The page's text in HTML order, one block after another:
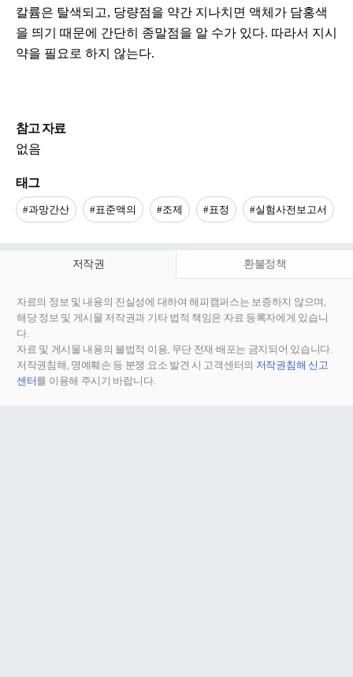
칼륨은 탈색되고, 당량점을 약간 지나치면 액체가 담홍색
을 띄기 때문에 간단히 종말점을 알 수가 있다. 따라서 지시
약을 필요로 하지 않는다.
참고 자료
없음
태그
#과망간산 #표준액의 #조제 #표정 #실험사전보고서
저작권 환불정책
자료의 정보 및 내용의 진실성에 대하여 해피캠퍼스는 보증하지 않으며,
해당 정보 및 게시물 저작권과 기타 법적 책임은 자료 등록자에게 있습니
다.
자료 및 게시물 내용의 불법적 이용, 무단 전재∙배포는 금지되어 있습니다.
저작권침해, 명예훼손 등 분쟁 요소 발견 시 고객센터의 저작권침해 신고
센터를 이용해 주시기 바랍니다.